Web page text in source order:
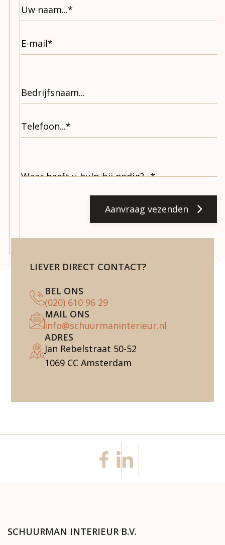
Aanvraag vezenden
LIEVER DIRECT CONTACT?
BEL ONS
(020) 610 96 29
MAIL ONS
info@schuurmaninterieur.nl
ADRES
Jan Rebelstraat 50-52
1069 CC Amsterdam
SCHUURMAN INTERIEUR B.V.